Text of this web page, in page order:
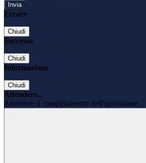
Errore
Chiudi
Successo
Chiudi
Informazione
Chiudi
Attendere...
Attendere il completamento dell'operazione...